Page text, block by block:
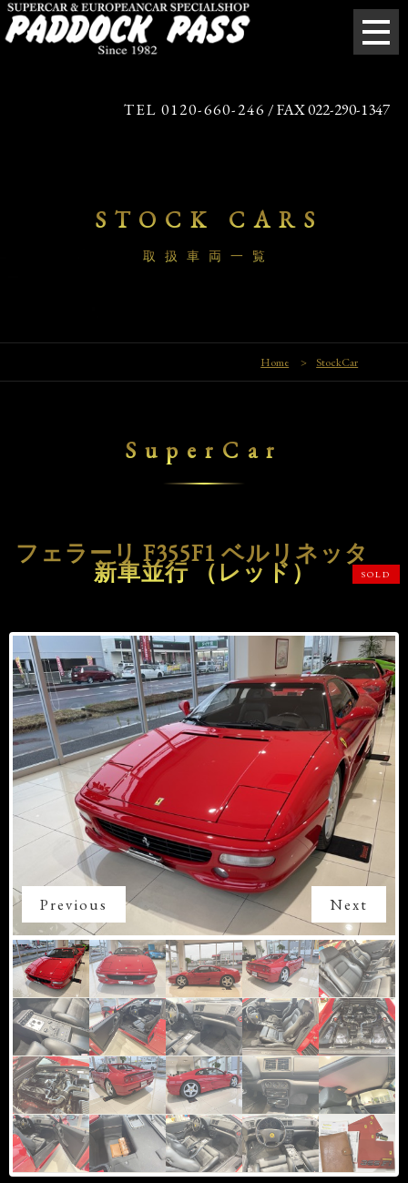
TEL 0120-660-246 / FAX 022-290-1347
STOCK CARS
取扱車両一覧
Home > StockCar
SuperCar
フェラーリ F355F1 ベルリネッタ
新車並行 （レッド） SOLD
Previous Next